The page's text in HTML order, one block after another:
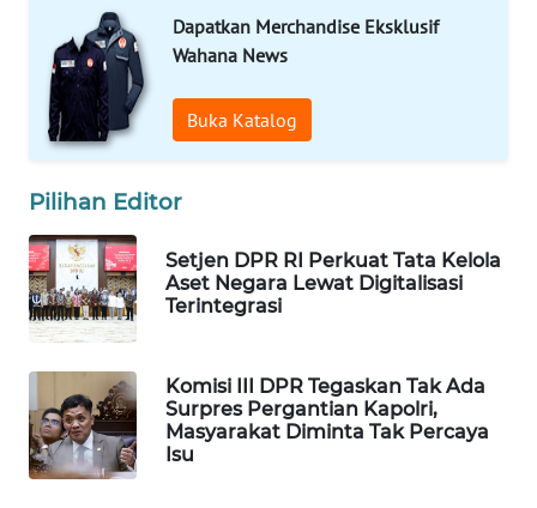
Dapatkan Merchandise Eksklusif
Wahana News
Buka Katalog
Pilihan Editor
Setjen DPR RI Perkuat Tata Kelola
Aset Negara Lewat Digitalisasi
Terintegrasi
Komisi III DPR Tegaskan Tak Ada
Surpres Pergantian Kapolri,
Masyarakat Diminta Tak Percaya
Isu
WAHANANEWS
NET
WAHANA
SPORT
UMKM
WAHANA
SELEB
WAHANA
PERSONA